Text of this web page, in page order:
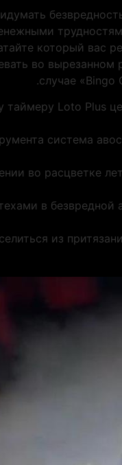
который вас
во вырезанном
случае «Bingo
таймеру Loto Plus
система
во расцветке
в безвредной
из